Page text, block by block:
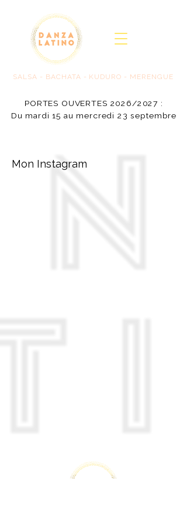
SALSA - BACHATA - KUDURO - MERENGUE
PORTES OUVERTES 2026/2027 :
Du mardi 15 au mercredi 23 septembre
PORTES OUVERTES 2026/2027 :
Du mardi 15 au mercredi 23 septembre
Mon Instagram